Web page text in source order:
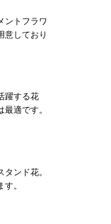
ントフラワ
意しており
躍する花
適です。
ンド花。
。